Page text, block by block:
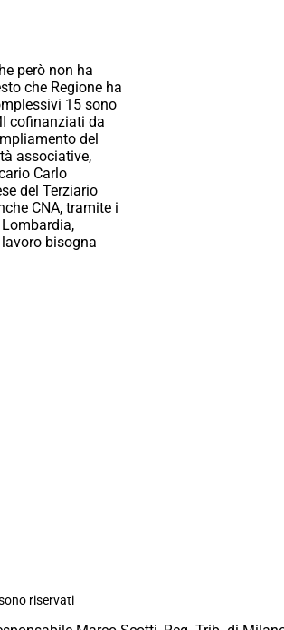
però non ha
che Regione ha
15 sono
cofinanziati da
del
associative,
Carlo
del Terziario
CNA, tramite i
bisogna
riservati